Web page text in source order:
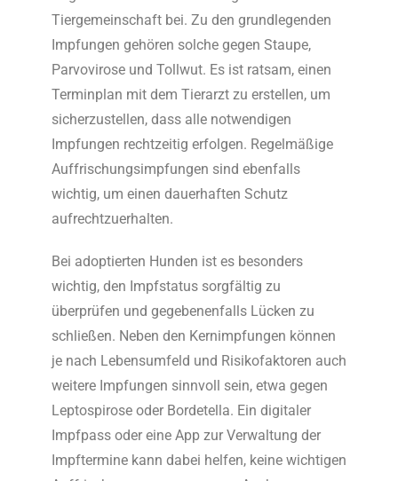
Tiergemeinschaft bei. Zu den grundlegenden
Impfungen gehören solche gegen Staupe,
Parvovirose und Tollwut. Es ist ratsam, einen
Terminplan mit dem Tierarzt zu erstellen, um
sicherzustellen, dass alle notwendigen
Impfungen rechtzeitig erfolgen. Regelmäßige
Auffrischungsimpfungen sind ebenfalls
wichtig, um einen dauerhaften Schutz
aufrechtzuerhalten.
Bei adoptierten Hunden ist es besonders
wichtig, den Impfstatus sorgfältig zu
überprüfen und gegebenenfalls Lücken zu
schließen. Neben den Kernimpfungen können
je nach Lebensumfeld und Risikofaktoren auch
weitere Impfungen sinnvoll sein, etwa gegen
Leptospirose oder Bordetella. Ein digitaler
Impfpass oder eine App zur Verwaltung der
Impftermine kann dabei helfen, keine wichtigen